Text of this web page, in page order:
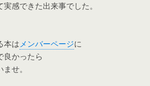
感できた出来事でした。
本はメンバーページに
良かったら
せ。